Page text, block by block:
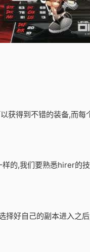
得到不错的装备,而
的,我们要熟悉hirer的
好自己的副本进入之